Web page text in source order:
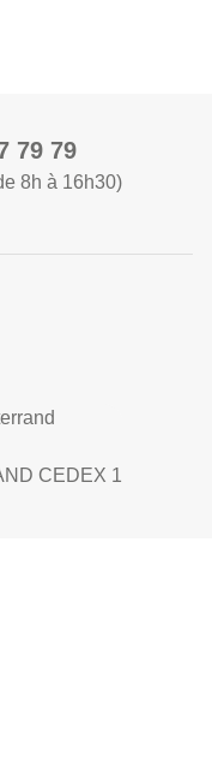
79 79
8h à 16h30)
CEDEX 1